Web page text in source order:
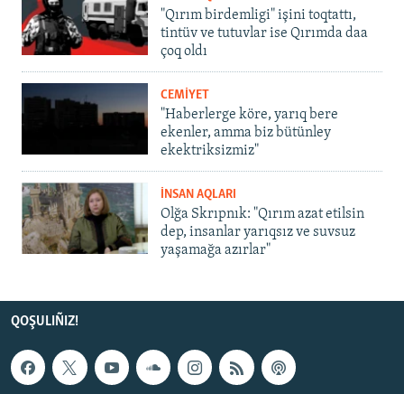
"Qırım birdemligi" işini toqtattı,
tintüv ve tutuvlar ise Qırımda daa
çoq oldı
CEMİYET
"Haberlerge köre, yarıq bere
ekenler, amma biz bütünley
ekektriksizmiz"
İNSAN AQLARI
Olğa Skrıpnık: "Qırım azat etilsin
dep, insanlar yarıqsız ve suvsuz
yaşamağa azırlar"
QOŞULIÑIZ!